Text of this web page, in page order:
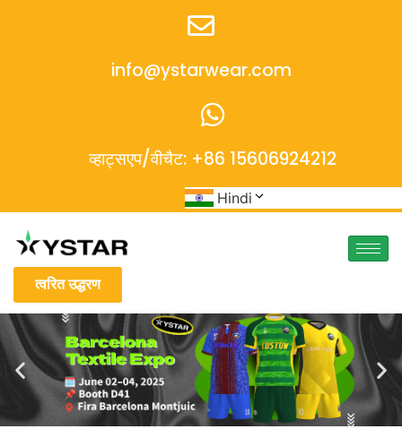
info@ystarwear.com
व्हाट्सएप/वीचैट: +86 15606924212
Hindi
त्वरित उद्धरण